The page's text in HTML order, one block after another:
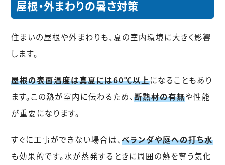
屋根・外まわりの暑さ対策
住まいの屋根や外まわりも、夏の室内環境に大きく影響
します。
屋根の表面温度は真夏には60℃以上になることもあり
ます。この熱が室内に伝わるため、断熱材の有無や性能
が重要になります。
すぐに工事ができない場合は、ベランダや庭への打ち水
も効果的です。水が蒸発するときに周囲の熱を奪う気化